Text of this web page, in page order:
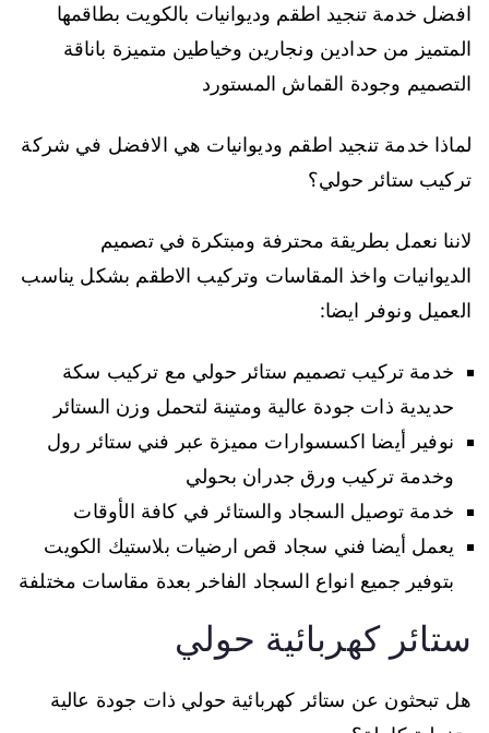
افضل خدمة تنجيد اطقم وديوانيات بالكويت بطاقمها
المتميز من حدادين ونجارين وخياطين متميزة باناقة
التصميم وجودة القماش المستورد
لماذا خدمة تنجيد اطقم وديوانيات هي الافضل في شركة
تركيب ستائر حولي؟
لاننا نعمل بطريقة محترفة ومبتكرة في تصميم
الديوانيات واخذ المقاسات وتركيب الاطقم بشكل يناسب
العميل ونوفر ايضا:
خدمة تركيب تصميم ستائر حولي مع تركيب سكة
حديدية ذات جودة عالية ومتينة لتحمل وزن الستائر
نوفير أيضا اكسسوارات مميزة عبر فني ستائر رول
وخدمة تركيب ورق جدران بحولي
خدمة توصيل السجاد والستائر في كافة الأوقات
يعمل أيضا فني سجاد قص ارضيات بلاستيك الكويت
بتوفير جميع انواع السجاد الفاخر بعدة مقاسات مختلفة
ستائر كهربائية حولي
هل تبحثون عن ستائر كهربائية حولي ذات جودة عالية